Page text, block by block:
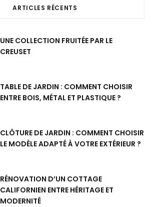
ARTICLES RÉCENTS
UNE COLLECTION FRUITÉE PAR LE
CREUSET
TABLE DE JARDIN : COMMENT CHOISIR
ENTRE BOIS, MÉTAL ET PLASTIQUE ?
CLÔTURE DE JARDIN : COMMENT CHOISIR
LE MODÈLE ADAPTÉ À VOTRE EXTÉRIEUR ?
RÉNOVATION D’UN COTTAGE
CALIFORNIEN ENTRE HÉRITAGE ET
MODERNITÉ